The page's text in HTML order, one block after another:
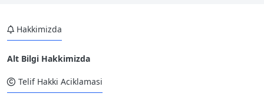
Hakkimizda
Alt Bilgi Hakkimizda
Telif Hakki Aciklamasi